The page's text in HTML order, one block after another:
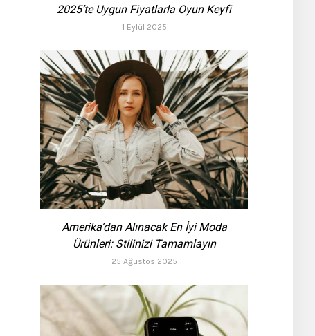
2025’te Uygun Fiyatlarla Oyun Keyfi
1 Eylül 2025
Amerika’dan Alınacak En İyi Moda
Ürünleri: Stilinizi Tamamlayın
25 Ağustos 2025